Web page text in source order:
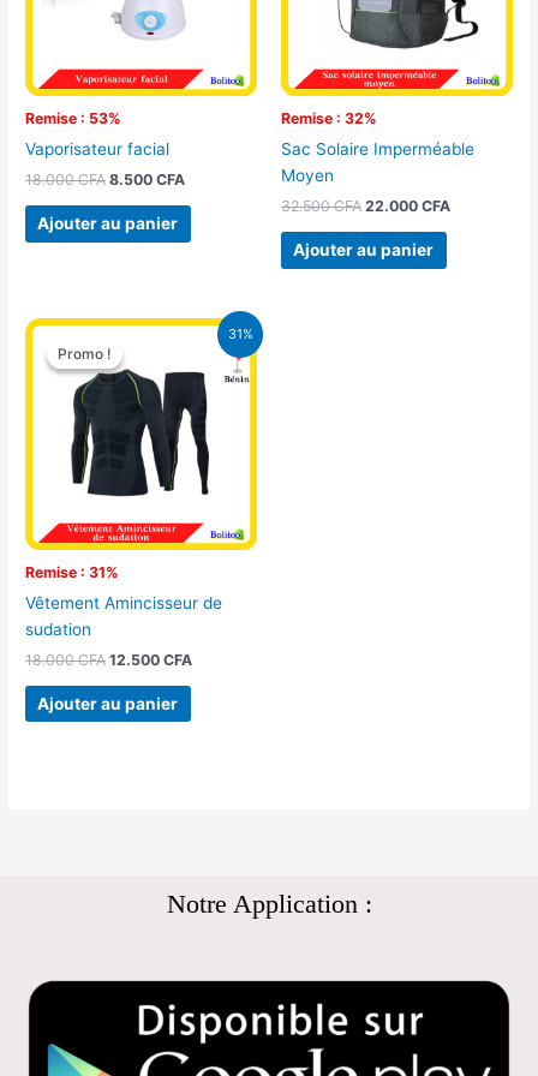
Remise : 53%
Vaporisateur facial
18.000CFA 8.500CFA
Ajouter au panier
Remise : 32%
Sac Solaire Imperméable
Moyen
32.500CFA 22.000 CFA
Ajouter au panier
31%
Promo !
Remise : 31%
Promo !
Vêtement Amincisseur de
sudation
18.000CFA
Le
prix
initial
était :
18.000 CFA.
12.500CFA
Le
prix
est :
12.500 CFA.
Ajouter au panier
Notre Application :